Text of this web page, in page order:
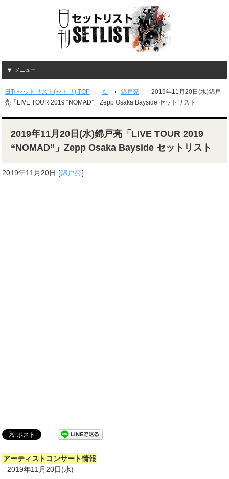
メニュー
日刊セットリスト(セトリ) TOP な 錦戸亮
2019年11月20日(水)錦戸
亮「LIVE TOUR 2019 “NOMAD”」Zepp Osaka Bayside セットリスト
2019年11月20日(水)錦戸亮「LIVE TOUR 2019
“NOMAD”」Zepp Osaka Bayside セットリスト
2019年11月20日 [錦戸亮]
アーティストコンサート情報
2019年11月20日(水)